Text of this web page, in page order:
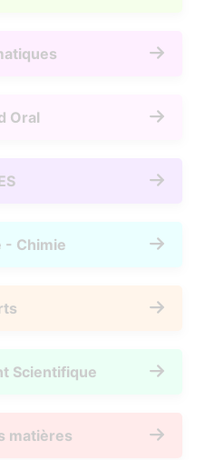
Oral
- Chimie
Scientifique
matières